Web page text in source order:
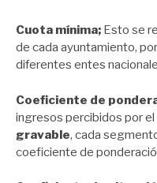
Cuota mínima; Esto se
de cada ayuntamiento,
diferentes entes
Coeficiente de
ingresos percibidos por
gravable, cada
coeficiente de